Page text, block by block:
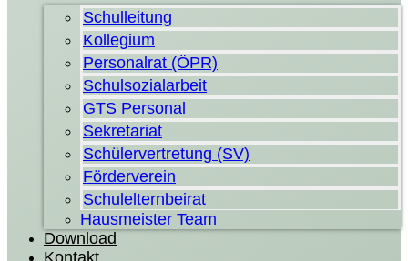
Schulleitung
Kollegium
Personalrat (ÖPR)
Schulsozialarbeit
GTS Personal
Sekretariat
Schülervertretung (SV)
Förderverein
Schulelternbeirat
Hausmeister Team
Download
Kontakt